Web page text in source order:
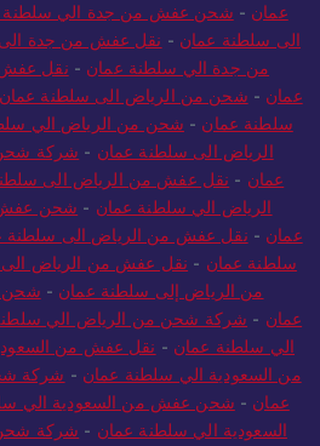
عمان - شحن عفش من جدة الي سلطنة
الى سلطنة عمان - نقل عفش من جدة
من جدة الي سلطنة عمان - نقل
عمان - شحن من الرياض الى سلطنة عمان
سلطنة عمان - شحن من الرياض الي
الرياض الى سلطنة عمان - شركة
عمان - نقل عفش من الرياض الى
الرياض الي سلطنة عمان - شحن عفش
عمان - نقل عفش من الرياض الى سلطنة
سلطنة عمان - نقل عفش من الرياض
من الرياض إلى سلطنة عمان - شحن
عمان - شركة شحن من الرياض الي
الي سلطنة عمان - نقل عفش من
من السعودية الي سلطنة عمان - شركة
عمان - شحن عفش من السعودية الي
السعودية الي سلطنة عمان - شركة